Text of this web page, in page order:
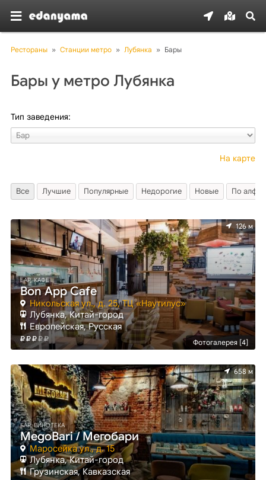
Рестораны » Станции метро » Лубянка » Бары
Бары у метро Лубянка
Тип заведения:
На карте
Все Лучшие Популярные Недорогие Новые По
Фотогалерея [4]
126 м
БАР, КАФЕ
Bon App Cafe
Никольская ул., д. 25, ТЦ «Наутилус»
Лубянка, Китай-город
Европейская, Русская
658 м
БАР, ВИНОТЕКА
MegoBari / Мегобари
Маросейка ул., д. 15
Лубянка, Китай-город
Грузинская, Кавказская